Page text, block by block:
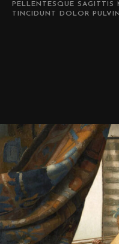
PELLENTESQUE SAGITTIS
TINCIDUNT DOLOR